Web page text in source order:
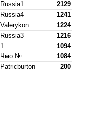
Russia1
2129
Russia4
1241
Valerykon
1224
Russia3
1216
1
1094
Чмо №.
1084
Patricburton 200